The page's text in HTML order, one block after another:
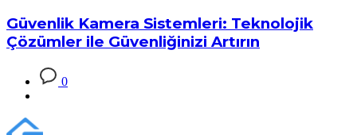
Güvenlik Kamera Sistemleri: Teknolojik
Çözümler ile Güvenliğinizi Artırın
0